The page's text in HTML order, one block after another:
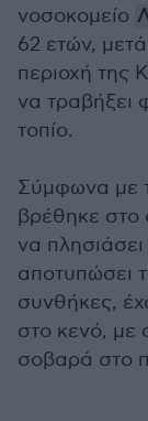
νοσοκομείο
62 ετών,
περιοχή της
να τραβήξει
τοπίο.
Σύμφωνα με
βρέθηκε στο
να
αποτυπώσει
συνθήκες,
στο κενό, με
σοβαρά στο